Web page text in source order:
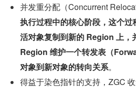
并发重分配（Concurrent
执行过程中的核心阶段，这个
活对象复制到新的 Region 上，
Region 维护一个转发表（
对象到新对象的转向关系。
得益于染色指针的支持，ZGC